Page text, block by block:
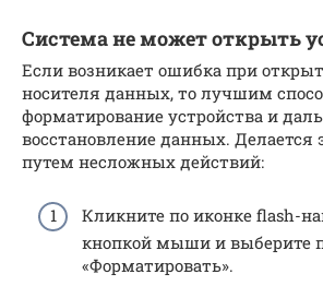
Система не может открыть
Если возникает ошибка при
носителя данных, то лучшим
форматирование устройства и
восстановление данных. Делается
путем несложных действий:
Кликните по иконке flash-
кнопкой мыши и выберите
«Форматировать».